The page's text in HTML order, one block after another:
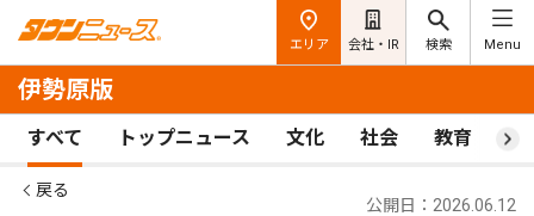
エリア 会社・IR 検索 Menu
伊勢原版
すべて トップニュース 文化 社会 教育 ス
戻る
公開日：2026.06.12